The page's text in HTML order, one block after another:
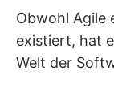
Obwohl Agile
existiert, hat
Welt der